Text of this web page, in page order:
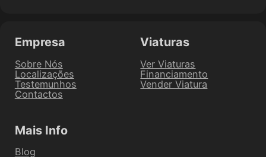
Empresa
Sobre Nós
Localizações
Testemunhos
Contactos
Viaturas
Ver Viaturas
Financiamento
Vender Viatura
Mais Info
Blog